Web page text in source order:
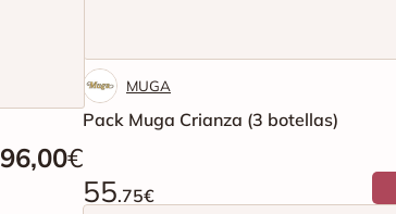
96,00€
MUGA
Pack Muga Crianza (3 botellas)
55.75€